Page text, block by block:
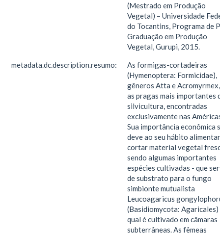
(Mestrado em Produção
Vegetal) – Universidade
do Tocantins, Programa de
Graduação em Produção
Vegetal, Gurupi, 2015.
metadata.dc.description.resumo:
As formigas-cortadeiras
(Hymenoptera: Formicidae),
gêneros Atta e
as pragas mais importantes
silvicultura, encontradas
exclusivamente nas
Sua importância econômica
deve ao seu hábito
cortar material vegetal
sendo algumas importantes
espécies cultivadas - que
de substrato para o fungo
simbionte mutualista
Leucoagaricus
(Basidiomycota: Agaricales)
qual é cultivado em câmaras
subterrâneas. As fêmeas